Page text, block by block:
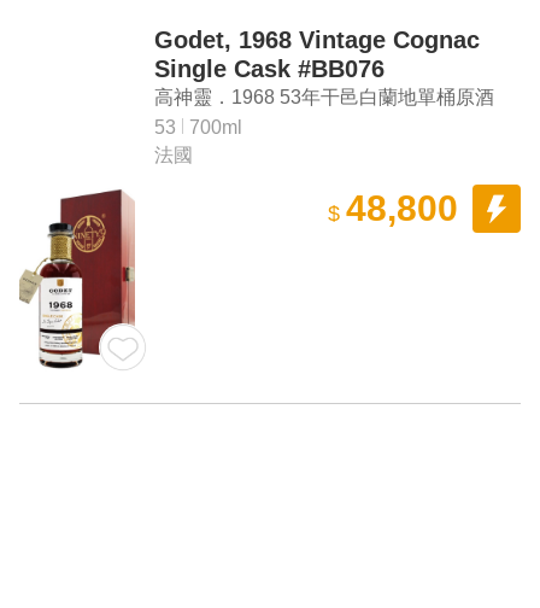
Godet, 1968 Vintage Cognac
Single Cask #BB076
高神靈．1968 53年干邑白蘭地單桶原酒
53
700ml
法國
$ 48,800